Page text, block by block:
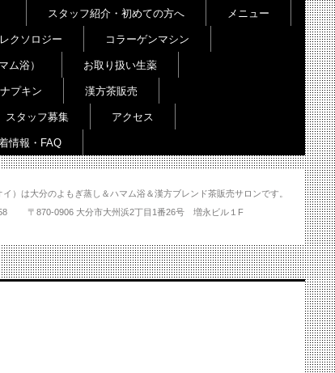
）は大分のよもぎ蒸し＆ハマム浴＆漢方ブレンド茶販売サロンです。
〒870-0906 大分市大州浜2丁目1番26号 増永ビル１F
スタッフ紹介・初めての方へ メニュー
クソロジー コラーゲンマシン
ム浴） お取り扱い生薬
プキン 漢方茶販売
スタッフ募集 アクセス
情報・FAQ